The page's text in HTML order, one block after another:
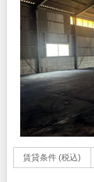
賃貸条件 (税込)